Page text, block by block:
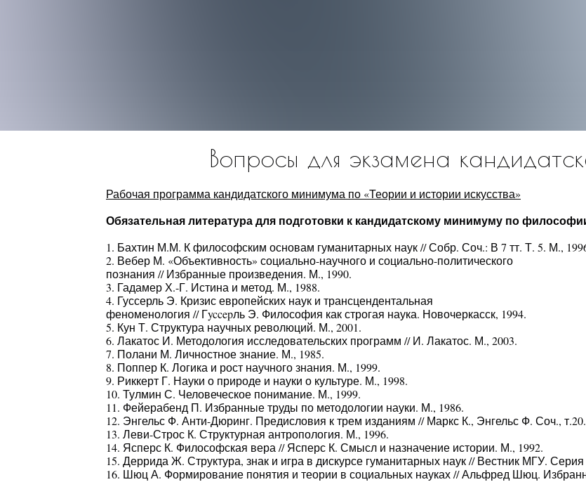
Рабочая программа кандидатского минимума по «Теории и истории искусства»
Обязательная литература для подготовки к кандидатскому минимуму по
1. Бахтин М.М. К философским основам гуманитарных наук // Собр. Соч.: В 7 тт. Т. 5. М.,
2. Вебер М. «Объективность» социально-научного и социально-политического
познания // Избранные произведения. М., 1990.
3. Гадамер Х.-Г. Истина и метод. М., 1988.
4. Гуссерль Э. Кризис европейских наук и трансцендентальная
феноменология // Гyccepль Э. Философия как строгая наука. Новочеркасск, 1994.
5. Кун Т. Структура научных революций. М., 2001.
6. Лакатос И. Методология исследовательских программ // И. Лакатос. М., 2003.
7. Полани М. Личностное знание. М., 1985.
8. Поппер К. Логика и рост научного знания. М., 1999.
9. Риккерт Г. Науки о природе и науки о культуре. М., 1998.
10. Тулмин С. Человеческое понимание. М., 1999.
11. Фейерабенд П. Избранные труды по методологии науки. М., 1986.
12. Энгельс Ф. Анти-Дюринг. Предисловия к трем изданиям // Маркс К., Энгельс Ф. Соч., т.20.
13. Леви-Строс К. Структурная антропология. М., 1996.
14. Ясперс К. Философская вера // Ясперс К. Смысл и назначение истории. М., 1992.
15. Деррида Ж. Структура, знак и игра в дискурсе гуманитарных наук // Вестник МГУ.
16. Шюц А. Формирование понятия и теории в социальных науках // Альфред Шюц.
Вопросы для экзамена